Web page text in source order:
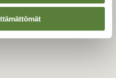
Suomen Luonto -lehden
kustantaja on